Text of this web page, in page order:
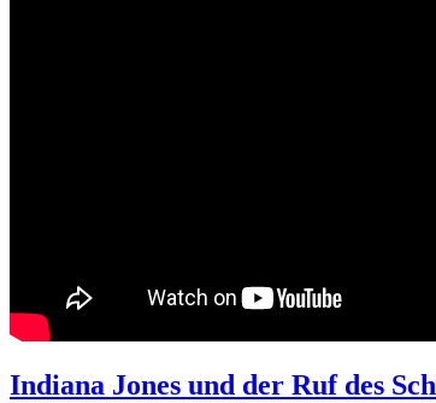
Indiana Jones und der Ruf des